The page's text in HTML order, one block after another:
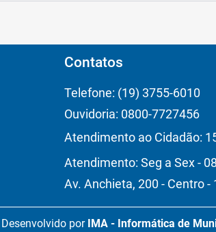
Contatos
Telefone: (19) 3755-6010
Ouvidoria: 0800-7727456
Atendimento ao Cidadão:
Atendimento: Seg a Sex -
Av. Anchieta, 200 - Centro -
Desenvolvido por IMA - Informática de